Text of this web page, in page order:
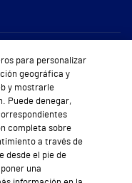
Cliente
para personalizar
geográfica y
y mostrarle
Puede denegar,
completa sobre
a través de
desde el pie de
una